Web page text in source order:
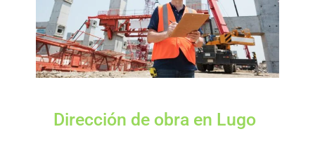
Dirección de obra en Lugo